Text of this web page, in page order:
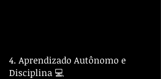
4. Aprendizado Autônomo e
Disciplina 💻